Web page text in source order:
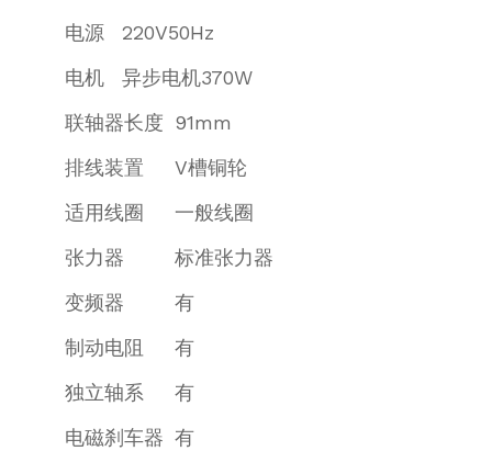
电源
220V50Hz
电机
异步电机370W
联轴器长度 91mm
排线装置
V槽铜轮
适用线圈
一般线圈
张力器
标准张力器
变频器
有
制动电阻
有
独立轴系
有
电磁刹车器 有